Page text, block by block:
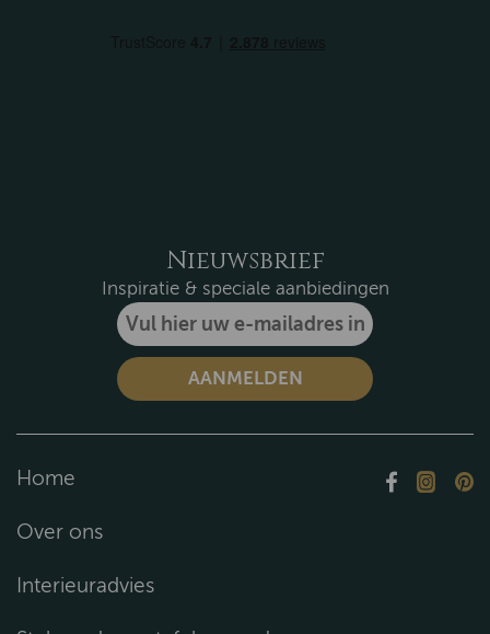
Nieuwsbrief
Inspiratie & speciale aanbiedingen
Home
Over ons
Interieuradvies